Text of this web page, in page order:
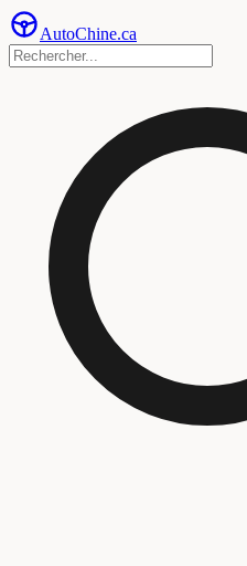
AutoChine.ca